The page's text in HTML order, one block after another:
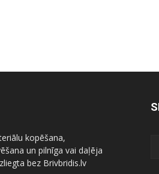
kopēšana,
un pilnīga vai daļēja
bez Brivbridis.lv